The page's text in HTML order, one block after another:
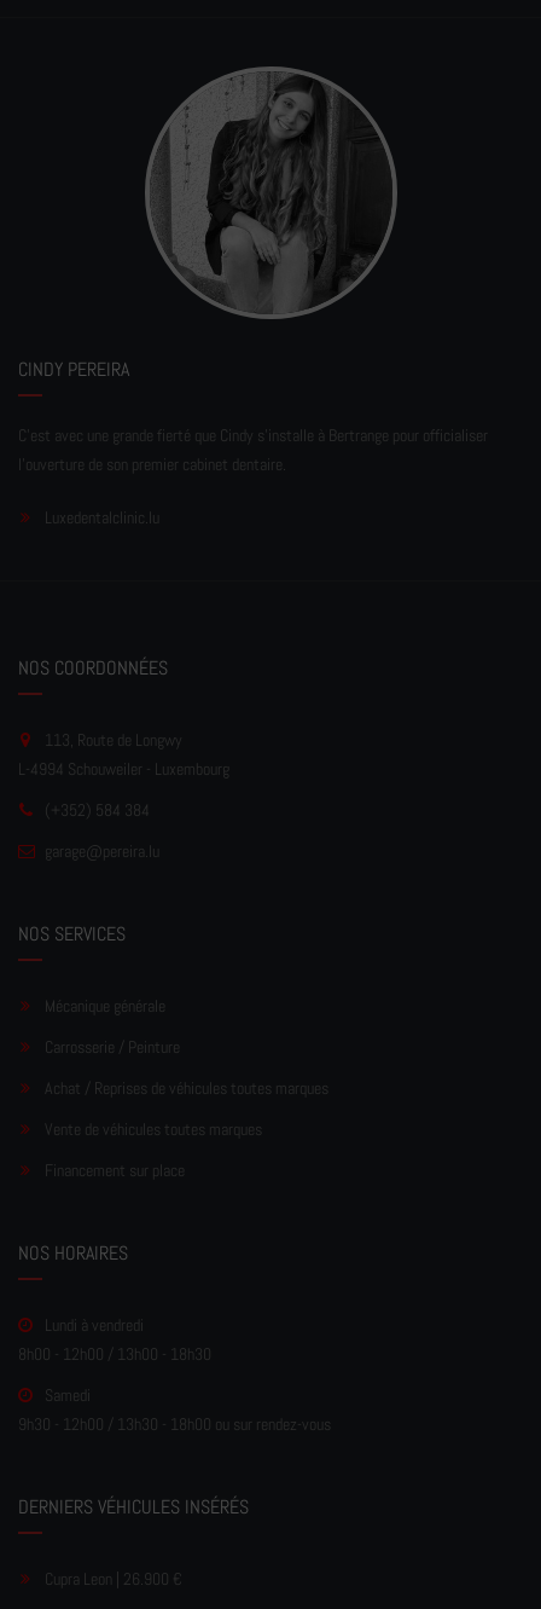
CINDY PEREIRA
C'est avec une grande fierté que Cindy s'installe à Bertrange pour officialiser
l'ouverture de son premier cabinet dentaire.
Luxedentalclinic.lu
NOS COORDONNÉES
113, Route de Longwy
L-4994 Schouweiler - Luxembourg
(+352) 584 384
garage@pereira.lu
NOS SERVICES
Mécanique générale
Carrosserie / Peinture
Achat / Reprises de véhicules toutes marques
Vente de véhicules toutes marques
Financement sur place
NOS HORAIRES
Lundi à vendredi
8h00 - 12h00 / 13h00 - 18h30
Samedi
9h30 - 12h00 / 13h30 - 18h00 ou sur rendez-vous
DERNIERS VÉHICULES INSÉRÉS
Cupra Leon | 26.900 €